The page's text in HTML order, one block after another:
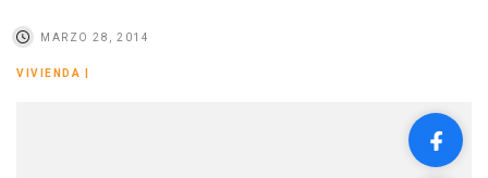
MARZO 28, 2014
VIVIENDA